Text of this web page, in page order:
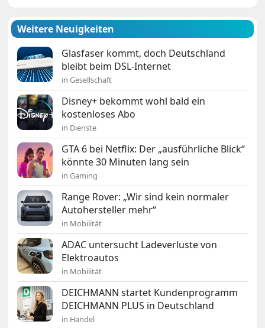
Weitere Neuigkeiten
Glasfaser kommt, doch Deutschland
bleibt beim DSL-Internet
in Gesellschaft
Disney+ bekommt wohl bald ein
kostenloses Abo
in Dienste
GTA 6 bei Netflix: Der „ausführliche Blick“
könnte 30 Minuten lang sein
in Gaming
Range Rover: „Wir sind kein normaler
Autohersteller mehr“
in Mobilität
ADAC untersucht Ladeverluste von
Elektroautos
in Mobilität
DEICHMANN startet Kundenprogramm
DEICHMANN PLUS in Deutschland
in Handel